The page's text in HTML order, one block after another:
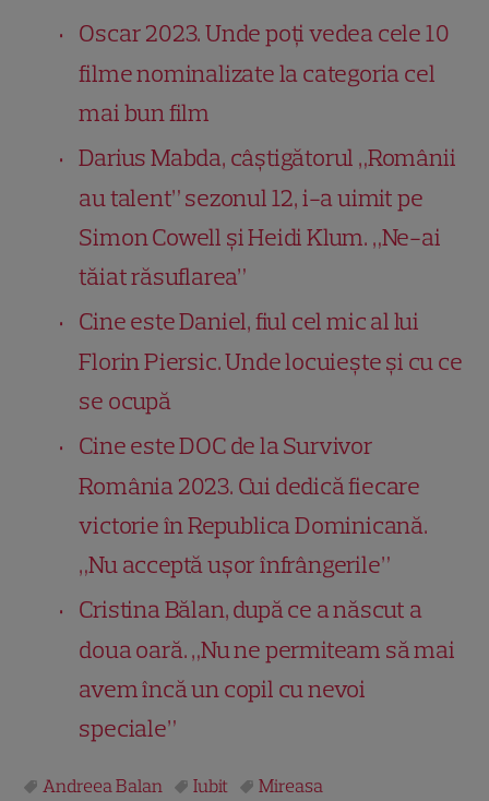
Oscar 2023. Unde poți vedea cele 10
filme nominalizate la categoria cel
mai bun film
Darius Mabda, câștigătorul „Românii
au talent” sezonul 12, i-a uimit pe
Simon Cowell și Heidi Klum. „Ne-ai
tăiat răsuflarea”
Cine este Daniel, fiul cel mic al lui
Florin Piersic. Unde locuiește și cu ce
se ocupă
Cine este DOC de la Survivor
România 2023. Cui dedică fiecare
victorie în Republica Dominicană.
„Nu acceptă ușor înfrângerile”
Cristina Bălan, după ce a născut a
doua oară. „Nu ne permiteam să mai
avem încă un copil cu nevoi
speciale”
Andreea Balan Iubit Mireasa